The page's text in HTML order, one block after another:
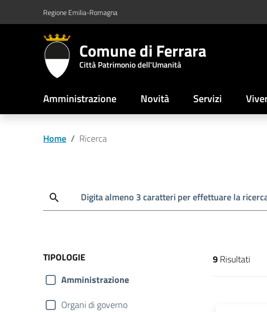
Vai al contenuto principale
Vai al footerRegione Emilia-Romagna
Comune di Ferrara
Città Patrimonio dell'Umanità
Amministrazione Novità Servizi
Home / Ricerca
CercaDigita almeno 3 caratteri per effettuare la
9Risultati
TIPOLOGIE
Amministrazione
Organi di governo